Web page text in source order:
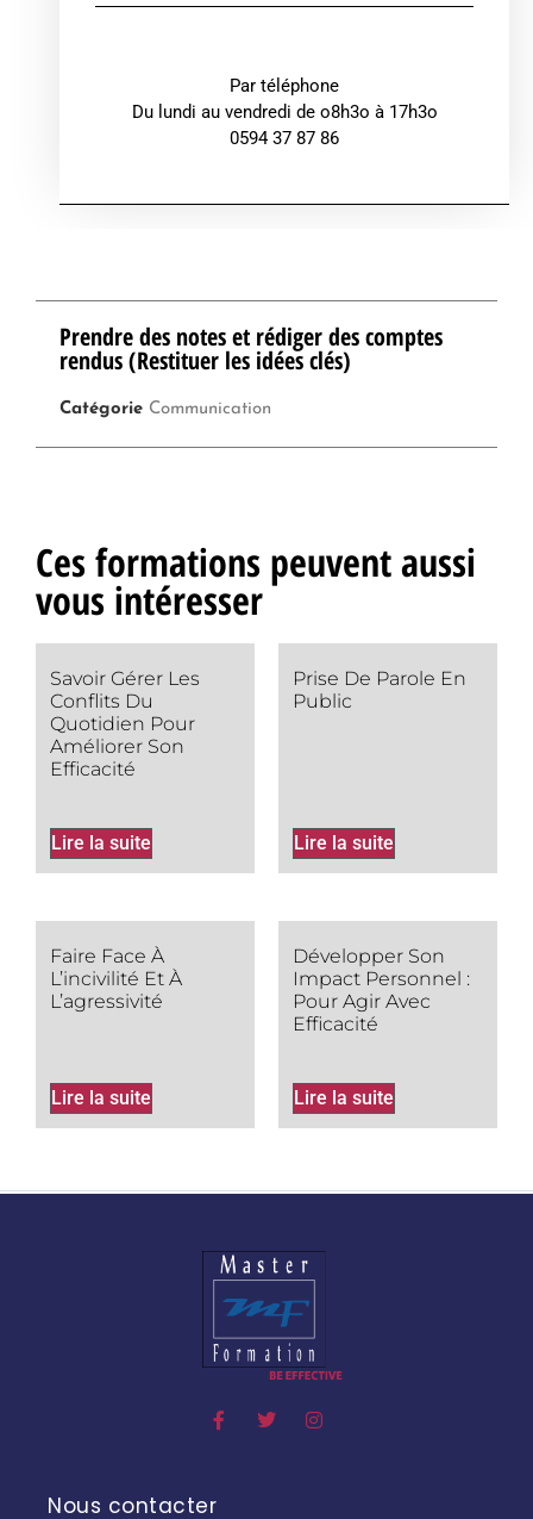
Par téléphone
Du lundi au vendredi de o8h3o à 17h3o
0594 37 87 86
Prendre des notes et rédiger des comptes
rendus (Restituer les idées clés)
Catégorie Communication
Ces formations peuvent aussi
vous intéresser
Savoir Gérer Les
Conflits Du
Quotidien Pour
Améliorer Son
Efficacité
Lire la suite
Prise De Parole En
Public
Lire la suite
Faire Face À
L’incivilité Et À
L’agressivité
Lire la suite
Développer Son
Impact Personnel :
Pour Agir Avec
Efficacité
Lire la suite
Nous contacter